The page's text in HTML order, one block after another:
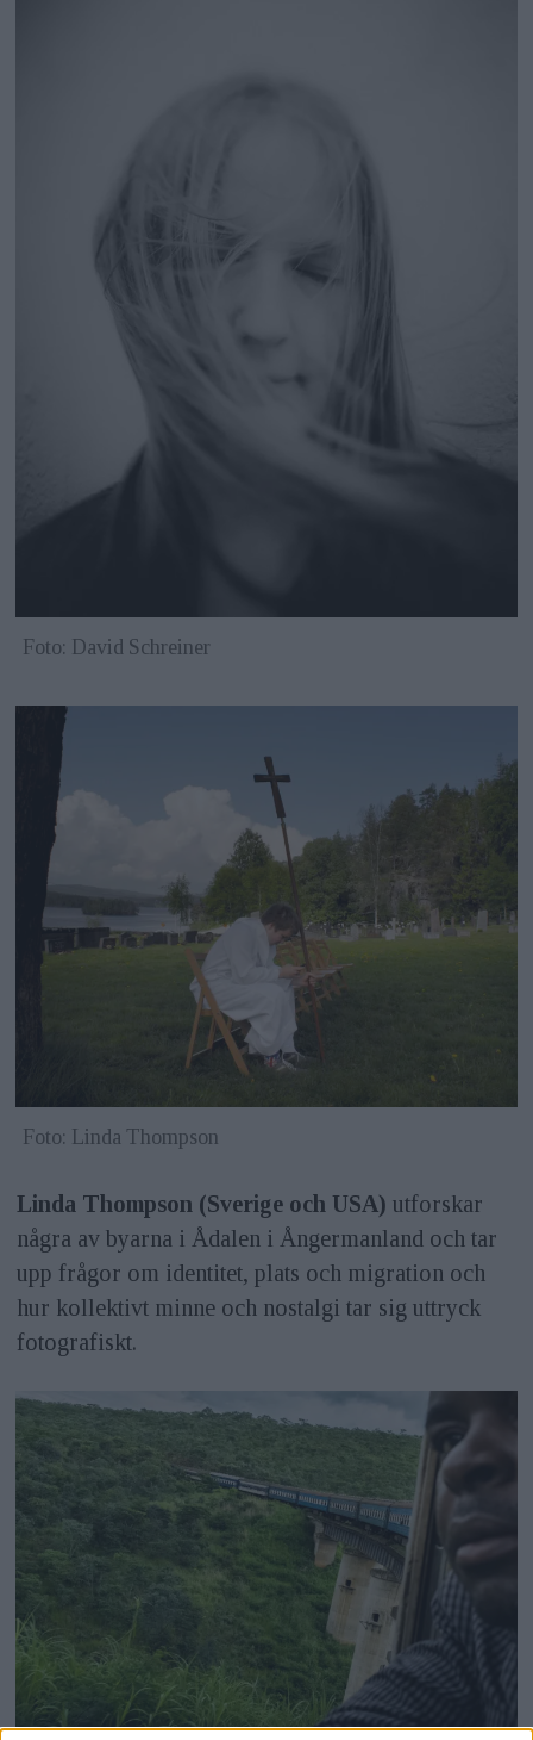
Foto: David Schreiner
Foto: Linda Thompson
Linda Thompson (Sverige och USA) utforskar
några av byarna i Ådalen i Ångermanland och tar
upp frågor om identitet, plats och migration och
hur kollektivt minne och nostalgi tar sig uttryck
fotografiskt.